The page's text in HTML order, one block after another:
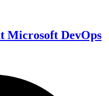
Microsoft DevOps